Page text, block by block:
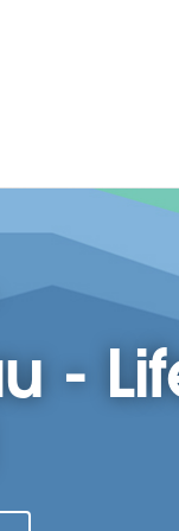
Piani e prezzi
-